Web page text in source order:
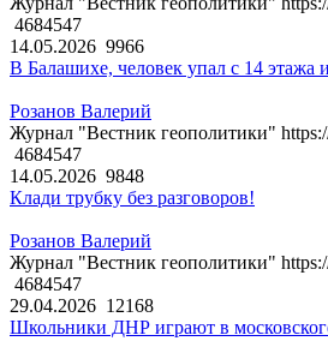
4684547
14.05.2026 9966
В Балашихе, человек упал с 14 этажа
Розанов Валерий
Журнал "Вестник геополитики"
4684547
14.05.2026 9848
Клади трубку без разговоров!
Розанов Валерий
Журнал "Вестник геополитики"
4684547
29.04.2026 12168
Школьники ДНР играют в